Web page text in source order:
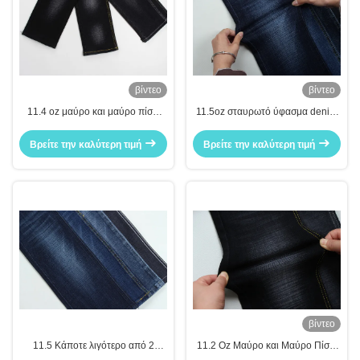
βίντεο
11.4 oz μαύρο και μαύρο πίσω
παντελόνι παντελόνι ύφασμα
Βρείτε την καλύτερη τιμή
βίντεο
11.5oz σταυρωτό ύφασμα denim
Βρείτε την καλύτερη τιμή
11.5 Κάποτε λιγότερο από 2
βίντεο
11.2 Oz Μαύρο και Μαύρο Πίσω